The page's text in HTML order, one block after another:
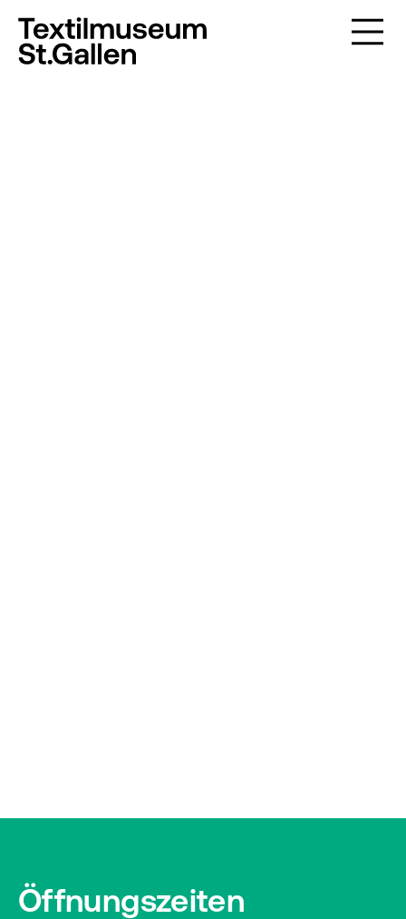
Öffnungszeiten